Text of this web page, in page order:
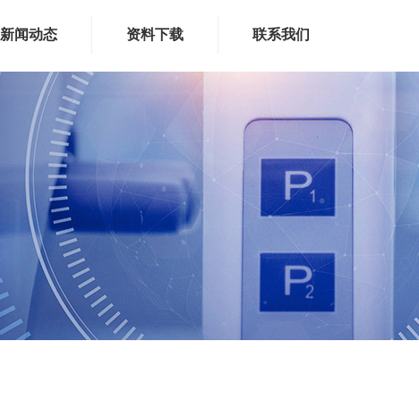
新闻动态 资料下载 联系我们